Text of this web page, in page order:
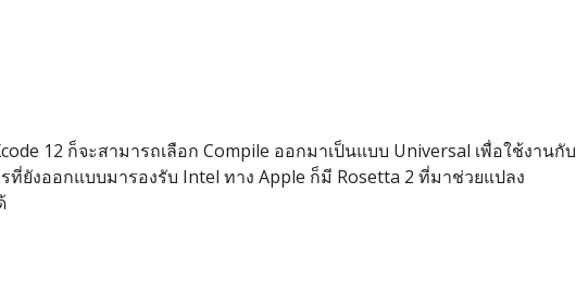
12 ก็จะสามารถเลือก Compile ออกมาเป็นแบบ Universal เพื่อใช้งานกับ
ที่ยังออกแบบมารองรับ Intel ทาง Apple ก็มี Rosetta 2 ที่มาช่วยแปลง